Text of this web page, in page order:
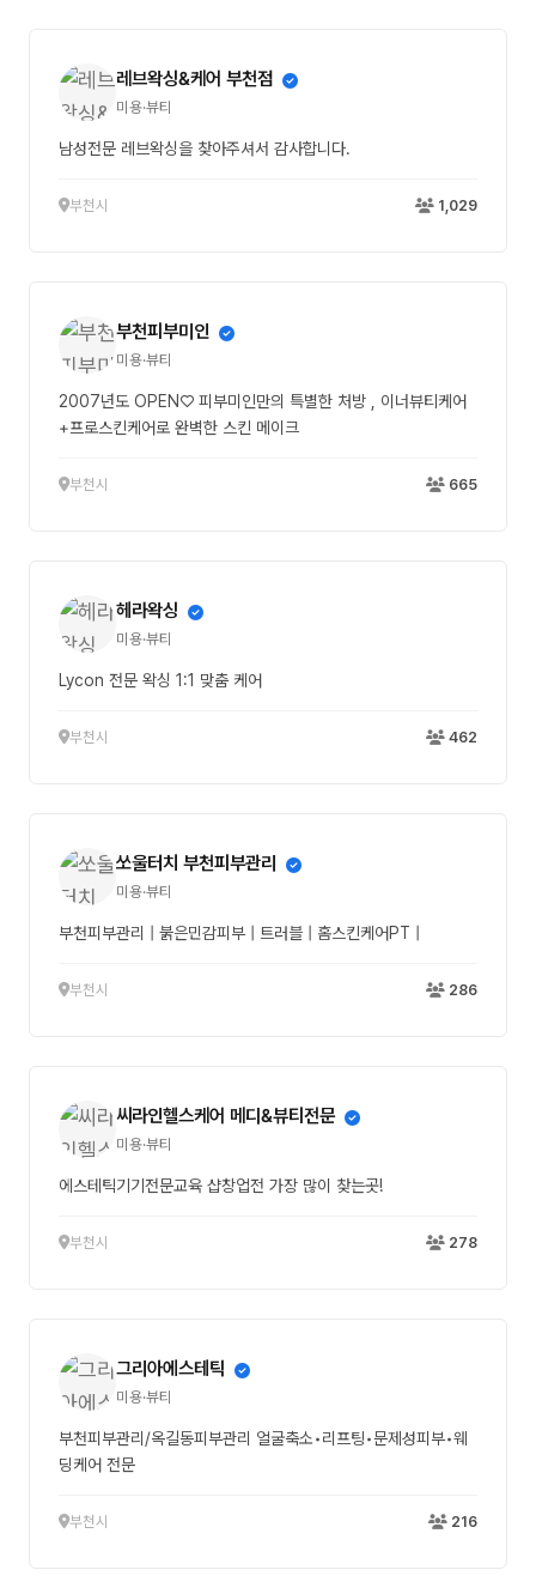
레브왁싱&케어 부천점
미용·뷰티
남성전문 레브왁싱을 찾아주셔서 감사합니다.
부천시 1,029
부천피부미인
미용·뷰티
2007년도 OPEN♡ 피부미인만의 특별한 처방 , 이너뷰티케어
+프로스킨케어로 완벽한 스킨 메이크
부천시 665
헤라왁싱
미용·뷰티
Lycon 전문 왁싱 1:1 맞춤 케어
부천시 462
쏘울터치 부천피부관리
미용·뷰티
부천피부관리 | 붉은민감피부 | 트러블 | 홈스킨케어PT |
부천시 286
씨라인헬스케어 메디&뷰티전문
미용·뷰티
에스테틱기기전문교육 샵창업전 가장 많이 찾는곳!
부천시 278
그리아에스테틱
미용·뷰티
부천피부관리/옥길동피부관리 얼굴축소•리프팅•문제성피부•웨
딩케어 전문
부천시 216